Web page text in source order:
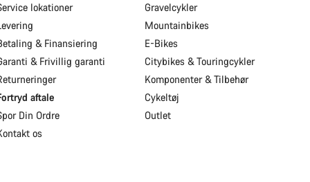
lokationer
& Finansiering
& Frivillig garanti
aftale
Din Ordre
os
Gravelcykler
Mountainbikes
E-Bikes
Citybikes & Touringcykler
Komponenter & Tilbehør
Cykeltøj
Outlet